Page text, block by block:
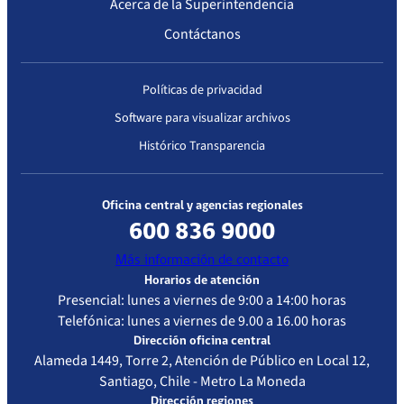
Acerca de la Superintendencia
Contáctanos
Políticas de privacidad
Software para visualizar archivos
Histórico Transparencia
Oficina central y agencias regionales
600 836 9000
Más información de contacto
Horarios de atención
Presencial: lunes a viernes de 9:00 a 14:00 horas
Telefónica: lunes a viernes de 9.00 a 16.00 horas
Dirección oficina central
Alameda 1449, Torre 2, Atención de Público en Local 12,
Santiago, Chile - Metro La Moneda